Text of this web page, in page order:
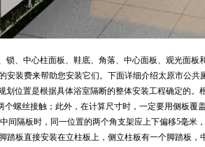
、中心柱面板、鞋底、角落、中心面板、观光面
安装费来帮助您安装它们。下面详细介绍太原市公共
位置是根据具体浴室隔断的整体安装工程确定的
螺丝接触；此外，在计算尺寸时，一定要用侧板覆盖
隔板时，同一位置的两个角支架应上下偏移5毫米
板直接安装在立柱板上，侧立柱板有一个脚踏板，